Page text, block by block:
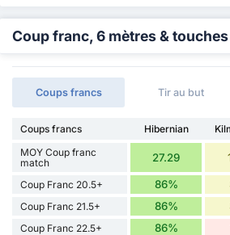
Coup franc, 6 mètres & touches
Coups francs Tir au but
Coups francs Hibernian
MOY Coup franc
match
27.29
Coup Franc 20.5+ 86%
Coup Franc 21.5+ 86%
Coup Franc 22.5+ 86%